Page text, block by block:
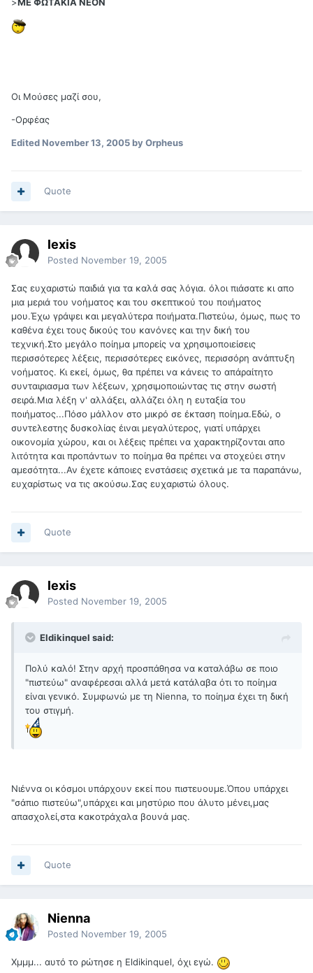
>ME ΦΩΤΑΚΙΑ ΝΕΟΝ
Οι Μούσες μαζί σου,
-Ορφέας
EditedNovember 13, 2005by Orpheus
Quote
lexis
Posted November 19, 2005
Σας ευχαριστώ παιδιά για τα καλά σας λόγια. όλοι πιάσατε κι απο
μια μεριά του νοήματος και του σκεπτικού του ποιήματος
μου.Έχω γράψει και μεγαλύτερα ποιήματα.Πιστεύω, όμως, πως το
καθένα έχει τους δικούς του κανόνες και την δική του
τεχνική.Στο μεγάλο ποίημα μπορείς να χρησιμοποιείσεις
περισσότερες λέξεις, περισσότερες εικόνες, περισσόρη ανάπτυξη
νοήματος. Κι εκεί, όμως, θα πρέπει να κάνεις το απάραίτητο
συνταιριασμα των λέξεων, χρησιμοποιώντας τις στην σωστή
σειρά.Μια λέξη ν' αλλάξει, αλλάζει όλη η ευταξία του
ποιήματος...Πόσο μάλλον στο μικρό σε έκταση ποίημα.Εδώ, ο
συντελεστης δυσκολίας έιναι μεγαλύτερος, γιατί υπάρχει
οικονομία χώρου, και οι λέξεις πρέπει να χαρακτηρίζονται απο
λιτότητα και προπάντων το ποίημα θα πρέπει να στοχεύει στην
αμεσότητα...Αν έχετε κάποιες ενστάσεις σχετικά με τα παραπάνω,
ευχαρίστως να τις ακούσω.Σας ευχαριστώ όλους.
Quote
lexis
Posted November 19, 2005
Eldikinquel said:
Πολύ καλό! Στην αρχή προσπάθησα να καταλάβω σε ποιο
"πιστεύω" αναφέρεσαι αλλά μετά κατάλαβα ότι το ποίημα
είναι γενικό. Συμφωνώ με τη Nienna, το ποίημα έχει τη δική
του στιγμή.
Νιέννα οι κόσμοι υπάρχουν εκεί που πιστευουμε.Όπου υπάρχει
"σάπιο πιστεύω",υπάρχει και μηστύριο που άλυτο μένει,μας
απασχολεί,στα κακοτράχαλα βουνά μας.
Quote
Nienna
Posted November 19, 2005
Χμμμ... αυτό το ρώτησε η Eldikinquel, όχι εγώ.